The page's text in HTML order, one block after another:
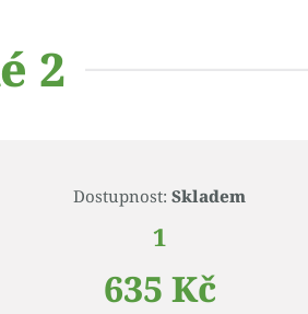
2
Dostupnost: Skladem
1
635 Kč